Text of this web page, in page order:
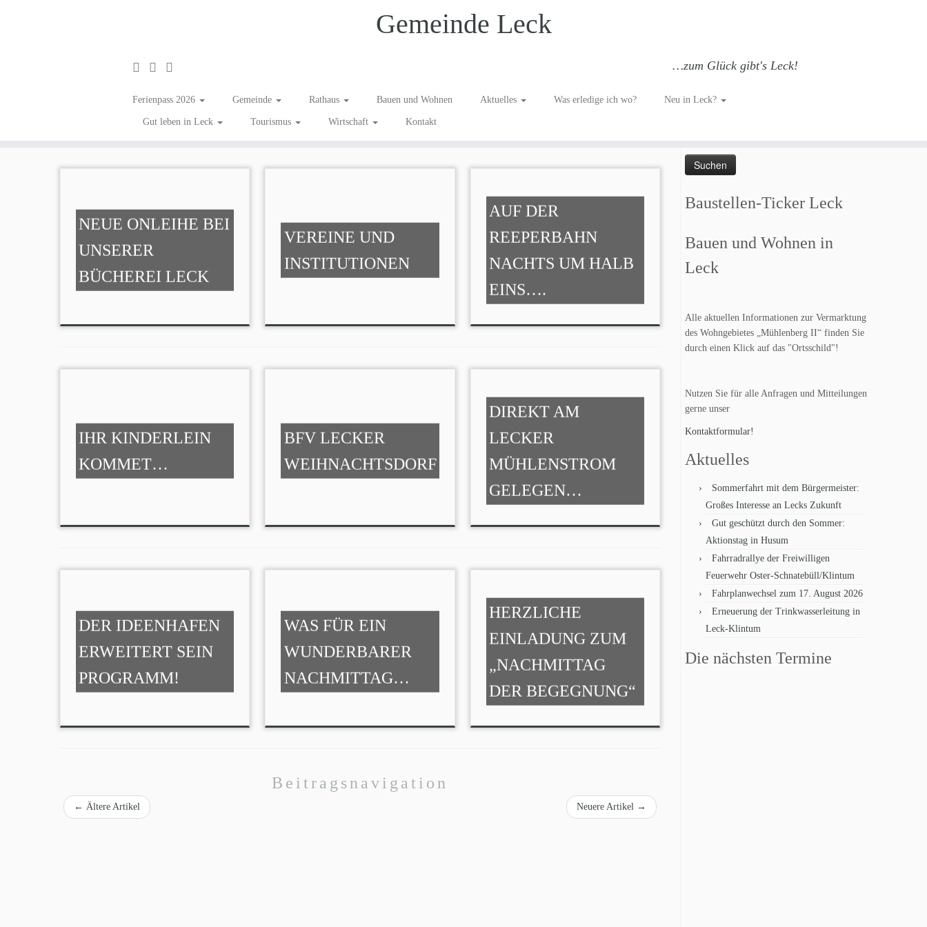
Gemeinde Leck
…zum Glück gibt's Leck!
Ferienpass 2026 Gemeinde Rathaus Bauen und Wohnen Aktuelles Was erledige ich wo? Neu in Leck?
Gut leben in Leck Tourismus Wirtschaft Kontakt
Seniorinnen & Senioren
NEUE ONLEIHE BEI
UNSERER
BÜCHEREI LECK
VEREINE UND
INSTITUTIONEN
AUF DER
REEPERBAHN
NACHTS UM HALB
EINS….
IHR KINDERLEIN
KOMMET…
BFV LECKER
WEIHNACHTSDORF
DIREKT AM
LECKER
MÜHLENSTROM
GELEGEN…
DER IDEENHAFEN
ERWEITERT SEIN
PROGRAMM!
WAS FÜR EIN
WUNDERBARER
NACHMITTAG…
HERZLICHE
EINLADUNG ZUM
„NACHMITTAG
DER BEGEGNUNG“
Beitragsnavigation
← Ältere Artikel Neuere Artikel →
Such dich GLÜCKlich…
Baustellen-Ticker Leck
Bauen und Wohnen in
Leck
Alle aktuellen Informationen zur Vermarktung
des Wohngebietes „Mühlenberg II“ finden Sie
durch einen Klick auf das "Ortsschild"!
Nutzen Sie für alle Anfragen und Mitteilungen
gerne unser
Kontaktformular!
Aktuelles
Sommerfahrt mit dem Bürgermeister:
Großes Interesse an Lecks Zukunft
Gut geschützt durch den Sommer:
Aktionstag in Husum
Fahrradrallye der Freiwilligen
Feuerwehr Oster-Schnatebüll/Klintum
Fahrplanwechsel zum 17. August 2026
Erneuerung der Trinkwasserleitung in
Leck-Klintum
Die nächsten Termine